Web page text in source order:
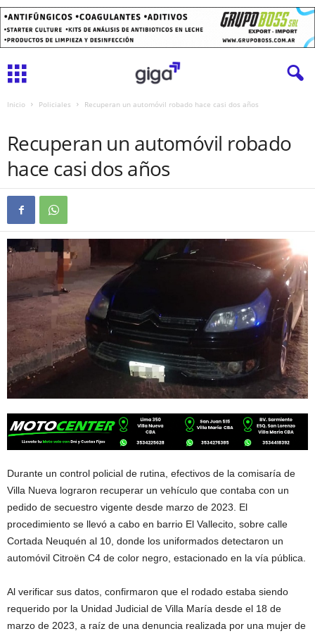
Inicio Policiales Recuperan un automóvil robado hace casi dos años
Recuperan un automóvil robado
hace casi dos años
Durante un control policial de rutina, efectivos de la comisaría de
Villa Nueva lograron recuperar un vehículo que contaba con un
pedido de secuestro vigente desde marzo de 2023. El
procedimiento se llevó a cabo en barrio El Vallecito, sobre calle
Cortada Neuquén al 10, donde los uniformados detectaron un
automóvil Citroën C4 de color negro, estacionado en la vía pública.
Al verificar sus datos, confirmaron que el rodado estaba siendo
requerido por la Unidad Judicial de Villa María desde el 18 de
marzo de 2023, a raíz de una denuncia realizada por una mujer de